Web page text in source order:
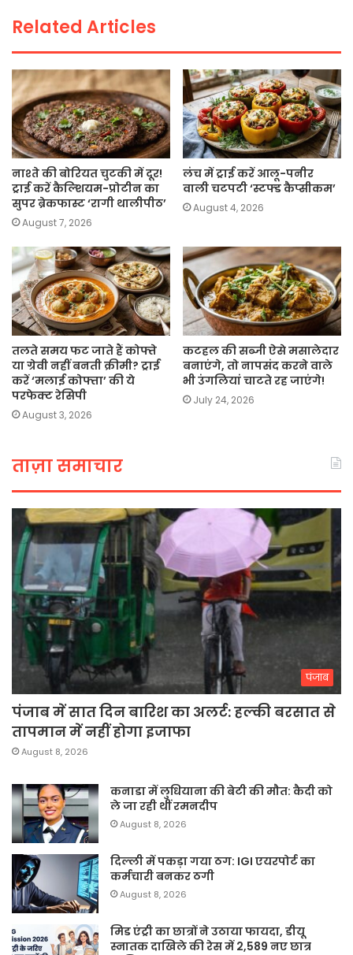
k
Related Articles
नाश्ते की बोरियत चुटकी में दूर!
ट्राई करें कैल्शियम-प्रोटीन का
सुपर ब्रेकफास्ट ‘रागी थालीपीठ’
August 7, 2026
लंच में ट्राई करें आलू-पनीर
वाली चटपटी ‘स्टफ्ड कैप्सीकम’
August 4, 2026
तलते समय फट जाते हैं कोफ्ते
या ग्रेवी नहीं बनती क्रीमी? ट्राई
करें ‘मलाई कोफ्ता’ की ये
परफेक्ट रेसिपी
August 3, 2026
कटहल की सब्जी ऐसे मसालेदार
बनाएंगे, तो नापसंद करने वाले
भी उंगलियां चाटते रह जाएंगे!
July 24, 2026
ताज़ा समाचार
पंजाब
पंजाब में सात दिन बारिश का अलर्ट: हल्की बरसात से
तापमान में नहीं होगा इजाफा
August 8, 2026
कनाडा में लुधियाना की बेटी की माैत: कैदी को
ले जा रही थीं रमनदीप
August 8, 2026
दिल्ली में पकड़ा गया ठग: IGI एयरपोर्ट का
कर्मचारी बनकर ठगी
August 8, 2026
मिड एंट्री का छात्रों ने उठाया फायदा, डीयू
स्नातक दाखिले की रेस में 2,589 नए छात्र